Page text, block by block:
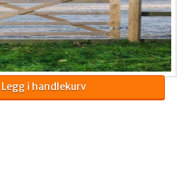
Legg i handlekurv